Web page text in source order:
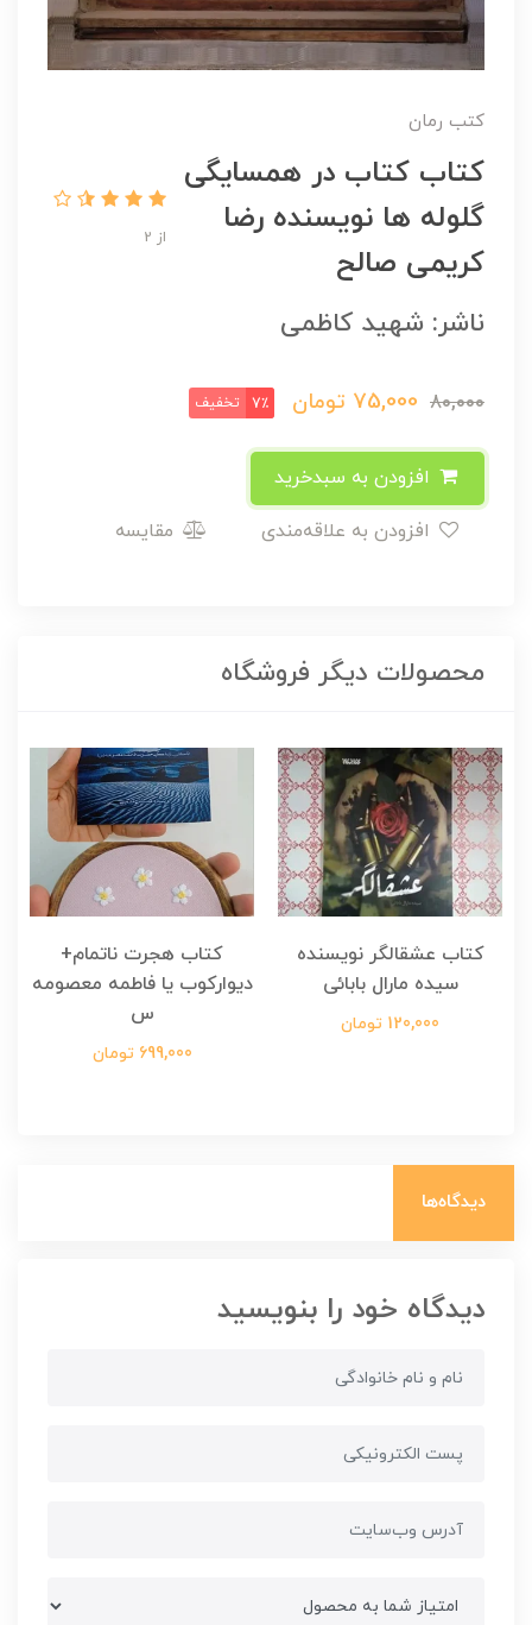
کتب رمان
کتاب کتاب در همسایگی
گلوله ها نویسنده رضا
کریمی صالح
از 2
ناشر: شهید کاظمی
80,000
75,000 تومان 7٪ تخفیف
مقایسه
محصولات دیگر فروشگاه
کتاب عشقالگر نویسنده
سیده مارال بابائی
120,000 تومان
کتاب هجرت ناتمام+
دیوارکوب یا فاطمه معصومه
س
699,000 تومان
دیدگاه‌ها
دیدگاه خود را بنویسید